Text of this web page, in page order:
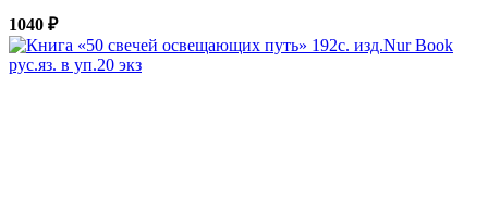
1040 ₽